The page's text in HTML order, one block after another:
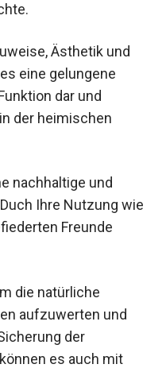
Ästhetik und
eine gelungene
dar und
der heimischen
nachhaltige und
Ihre Nutzung wie
Freunde
die natürliche
aufzuwerten und
der
es auch mit